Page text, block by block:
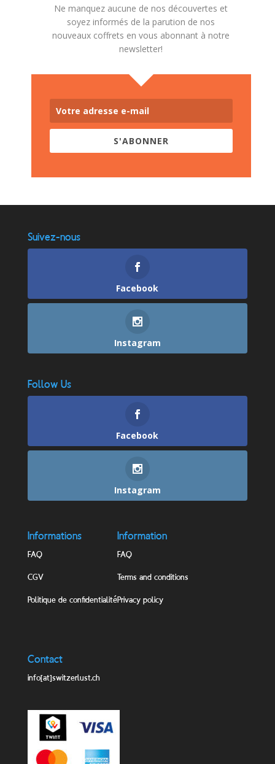
Ne manquez aucune de nos découvertes et
soyez informés de la parution de nos
nouveaux coffrets en vous abonnant à notre
newsletter!
S'ABONNER
Suivez-nous
Facebook
Instagram
Follow Us
Facebook
Instagram
Informations
FAQ
CGV
Politique de confidentialité
Information
FAQ
Terms and conditions
Privacy policy
Contact
info[at]switzerlust.ch